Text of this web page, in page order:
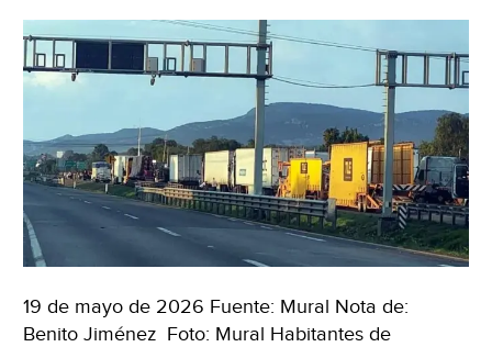
la
presa
Zimapán
Sol
de
San
Luis)
19 de mayo de 2026 Fuente: Mural Nota de:
Benito Jiménez Foto: Mural Habitantes de